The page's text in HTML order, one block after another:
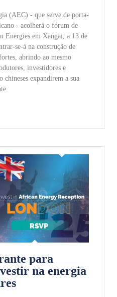
(AEC) - que serve de porta-
- acolherá o fórum de
Energies em Xangai, a 13 de
se-á na construção de
abrindo ao mesmo
investidores e
chineses expandirem a sua
para
na energia